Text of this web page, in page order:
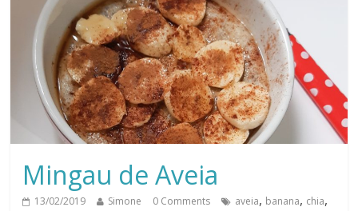
Mingau de Aveia
13/02/2019 Simone 0 Comments aveia, banana, chia,